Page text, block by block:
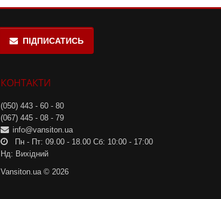
ПІДПИСАТИСЬ
КОНТАКТИ
(050) 443 - 60 - 80
(067) 445 - 08 - 79
info@vansiton.ua
Пн - Пт: 09.00 - 18.00 Сб: 10:00 - 17:00
Нд: Вихідний
Vansiton.ua © 2026